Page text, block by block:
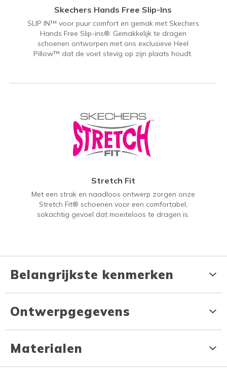
Skechers Hands Free Slip-Ins
SLIP IN™ voor puur comfort en gemak met Skechers
Hands Free Slip-ins®. Gemakkelijk te dragen
schoenen ontworpen met ons exclusieve Heel
Pillow™ dat de voet stevig op zijn plaats houdt.
Stretch Fit
Met een strak en naadloos ontwerp zorgen onze
Stretch Fit® schoenen voor een comfortabel,
sokachtig gevoel dat moeiteloos te dragen is.
Belangrijkste kenmerken
Ontwerpgegevens
Materialen